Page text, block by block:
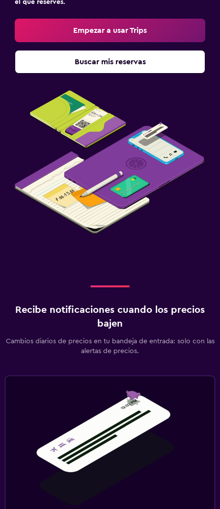
el que reserves.
Empezar a usar Trips
Buscar mis reservas
Recibe notificaciones cuando los precios
bajen
Cambios diarios de precios en tu bandeja de entrada: solo con las
alertas de precios.